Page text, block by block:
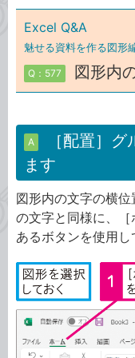
Excel Q&A
魅せる資料を作る図形
Q：577 図形内
A
［配置］
ます
図形内の文字の横
の文字と同様に、
あるボタンを使用し